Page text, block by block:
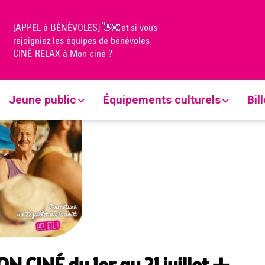
[APPEL à BÉNÉVOLES] 👋🏼et si vous
rejoigniez les équipes de bénévoles
CINÉ-RELAX à Mon ciné ?
Jeune public Équipements culturels
CINÉ du 1er au 21 juillet ➕ Soirées CINÉ PLEIN AIR 🍃